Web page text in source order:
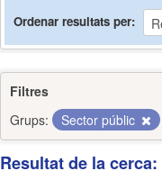
Ordenar resultats per
Filtres
Grups:
Sector públic
Resultat de la